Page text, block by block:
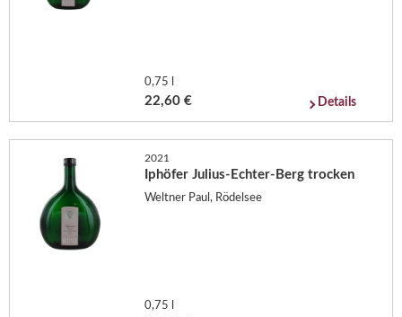
0,75 l
22,60 € Details
2021
Iphöfer Julius-Echter-Berg trocken
Weltner Paul, Rödelsee
0,75 l